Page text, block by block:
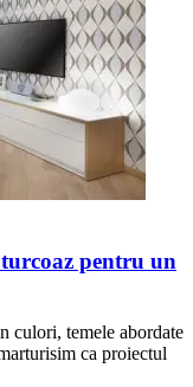
pentru un
culori, temele abordate
ca proiectul